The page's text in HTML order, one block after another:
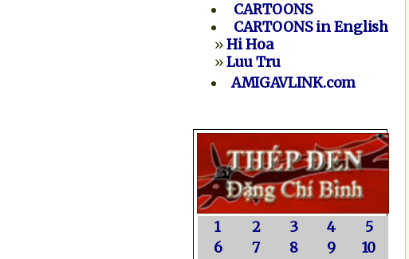
CARTOONS
CARTOONS in English
»Hi Hoa
»Luu Tru
AMIGAVLINK.com
1 2 3 4
5
6
7 8 9
10